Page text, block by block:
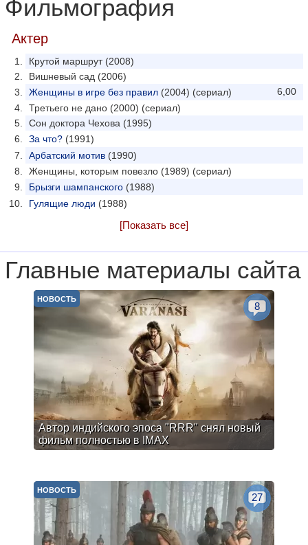
Фильмография
Актер
Крутой маршрут (2008)
Вишневый сад (2006)
6,00
Женщины в игре без правил (2004) (сериал)
Третьего не дано (2000) (сериал)
Сон доктора Чехова (1995)
За что? (1991)
Арбатский мотив (1990)
Женщины, которым повезло (1989) (сериал)
Брызги шампанского (1988)
Гулящие люди (1988)
[Показать все]
Главные материалы сайта
Автор индийского эпоса "RRR" снял новый
фильм полностью в IMAX
НОВОСТЬ
8
НОВОСТЬ
27